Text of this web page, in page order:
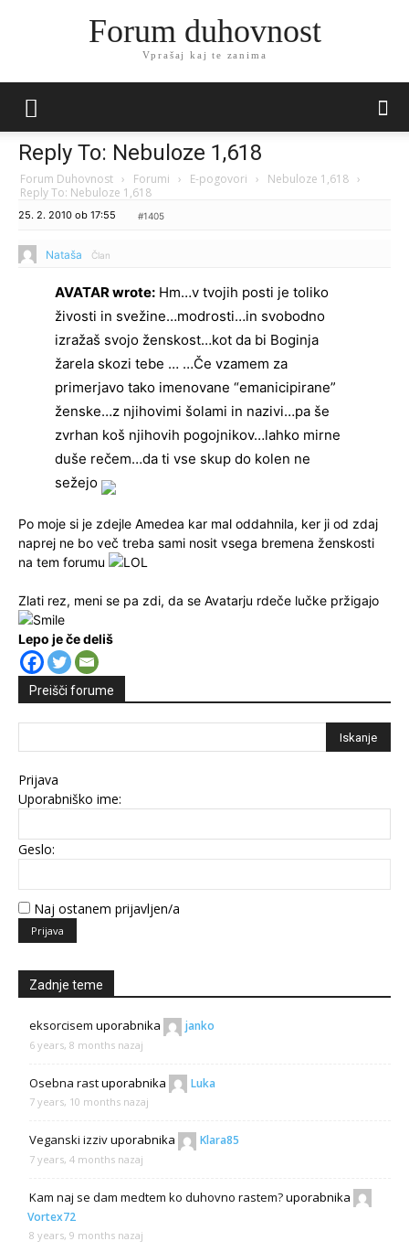
Forum duhovnost
Vprašaj kaj te zanima
Reply To: Nebuloze 1,618
Forum Duhovnost › Forumi › E-pogovori › Nebuloze 1,618 ›
Reply To: Nebuloze 1,618
25. 2. 2010 ob 17:55 #1405
Nataša Član
AVATAR wrote: Hm…v tvojih posti je toliko
živosti in svežine…modrosti…in svobodno
izražaš svojo ženskost…kot da bi Boginja
žarela skozi tebe … …Če vzamem za
primerjavo tako imenovane “emanicipirane”
ženske…z njihovimi šolami in nazivi…pa še
zvrhan koš njihovih pogojnikov…lahko mirne
duše rečem…da ti vse skup do kolen ne
sežejo
Po moje si je zdejle Amedea kar mal oddahnila, ker ji od zdaj
naprej ne bo več treba sami nosit vsega bremena ženskosti
na tem forumu
Zlati rez, meni se pa zdi, da se Avatarju rdeče lučke pržigajo
Lepo je če deliš
Preišči forume
Prijava
Uporabniško ime:
Geslo:
Naj ostanem prijavljen/a
Prijava
Zadnje teme
eksorcisem uporabnika janko
6 years, 8 months nazaj
Osebna rastuporabnika Luka
7 years, 10 months nazaj
Veganski izzivuporabnika Klara85
7 years, 4 months nazaj
Kam naj se dam medtem ko duhovno rastem?uporabnika
Vortex72
8 years, 9 months nazaj